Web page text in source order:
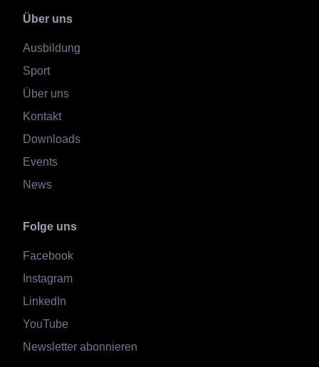
Über uns
Ausbildung
Sport
Über uns
Kontakt
Downloads
Events
News
Folge uns
Facebook
Instagram
LinkedIn
YouTube
Newsletter abonnieren